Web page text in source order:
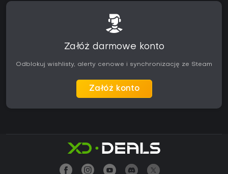
Załóż darmowe konto
Odblokuj wishlisty, alerty cenowe i synchronizację ze Steam
Załóż konto